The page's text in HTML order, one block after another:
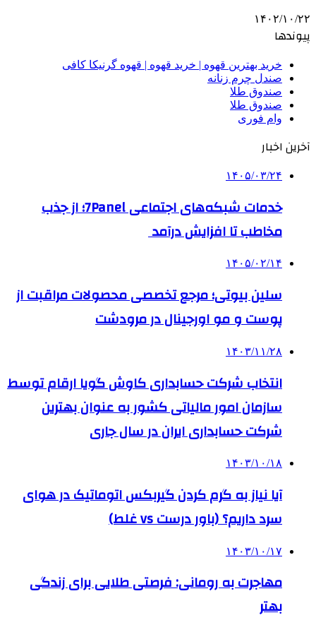
۱۴۰۲/۱۰/۲۲
پیوندها
خرید بهترین قهوه | خرید قهوه | قهوه گرنیکا کافی
صندل چرم زنانه
صندوق طلا
صندوق طلا
وام فوری
آخرین اخبار
۱۴۰۵/۰۳/۲۴
خدمات شبکه‌های اجتماعی 7Panel؛ از جذب
مخاطب تا افزایش درآمد
۱۴۰۵/۰۲/۱۴
سلین بیوتی؛ مرجع تخصصی محصولات مراقبت از
پوست و مو اورجینال در مرودشت
۱۴۰۳/۱۱/۲۸
انتخاب شرکت حسابداری کاوش گویا ارقام توسط
سازمان امور مالیاتی کشور به عنوان بهترین
شرکت حسابداری ایران در سال جاری
۱۴۰۳/۱۰/۱۸
آیا نیاز به گرم کردن گیربکس اتوماتیک در هوای
سرد داریم؟ (باور درست vs غلط)
۱۴۰۳/۱۰/۱۷
مهاجرت به رومانی: فرصتی طلایی برای زندگی
بهتر